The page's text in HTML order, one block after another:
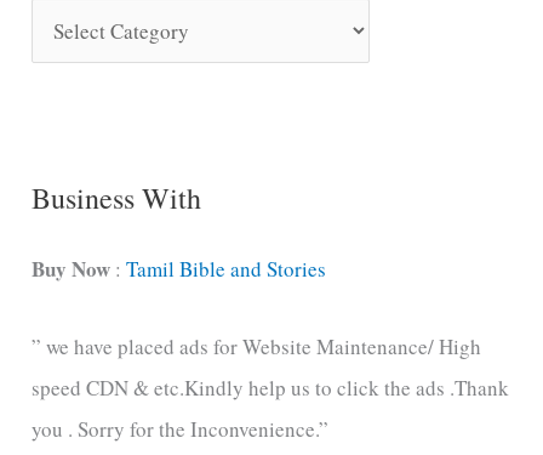
o
C
t
g
o
r
Business With
Buy Now :Tamil Bible and Stories
” we have placed ads for Website Maintenance/ High
speed CDN & etc.Kindly help us to click the ads .Thank
you . Sorry for the Inconvenience.”